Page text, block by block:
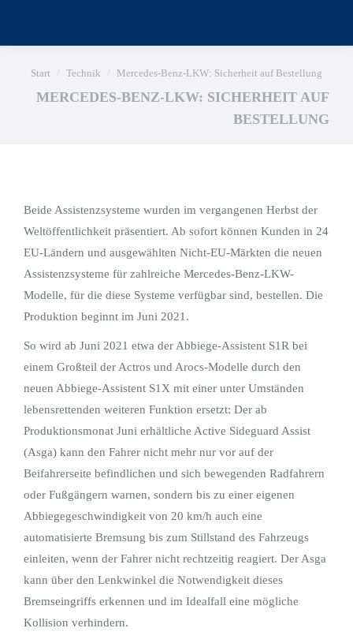
Sie befinden sich hier:
Start Technik Mercedes-Benz-LKW: Sicherheit auf Bestellung
MERCEDES-BENZ-LKW: SICHERHEIT AUF
BESTELLUNG
Beide Assistenzsysteme wurden im vergangenen Herbst der
Weltöffentlichkeit präsentiert. Ab sofort können Kunden in 24
EU-Ländern und ausgewählten Nicht-EU-Märkten die neuen
Assistenzsysteme für zahlreiche Mercedes-Benz-LKW-
Modelle, für die diese Systeme verfügbar sind, bestellen. Die
Produktion beginnt im Juni 2021.
So wird ab Juni 2021 etwa der Abbiege-Assistent S1R bei
einem Großteil der Actros und Arocs-Modelle durch den
neuen Abbiege-Assistent S1X mit einer unter Umständen
lebensrettenden weiteren Funktion ersetzt: Der ab
Produktionsmonat Juni erhältliche Active Sideguard Assist
(Asga) kann den Fahrer nicht mehr nur vor auf der
Beifahrerseite befindlichen und sich bewegenden Radfahrern
oder Fußgängern warnen, sondern bis zu einer eigenen
Abbiegegeschwindigkeit von 20 km/h auch eine
automatisierte Bremsung bis zum Stillstand des Fahrzeugs
einleiten, wenn der Fahrer nicht rechtzeitig reagiert. Der Asga
kann über den Lenkwinkel die Notwendigkeit dieses
Bremseingriffs erkennen und im Idealfall eine mögliche
Kollision verhindern.